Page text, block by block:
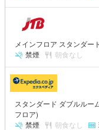
メインフロア スタンダー
禁煙
朝食なし
スタンダード ダブルルー
フロア)
禁煙
朝食なし